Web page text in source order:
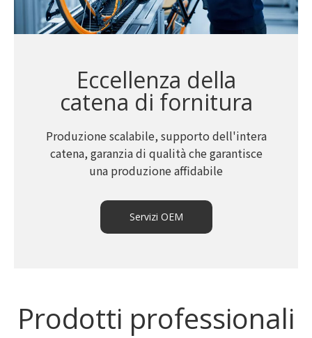
Eccellenza della
catena di fornitura
Produzione scalabile, supporto dell'intera
catena, garanzia di qualità che garantisce
una produzione affidabile
Servizi OEM
Prodotti professionali